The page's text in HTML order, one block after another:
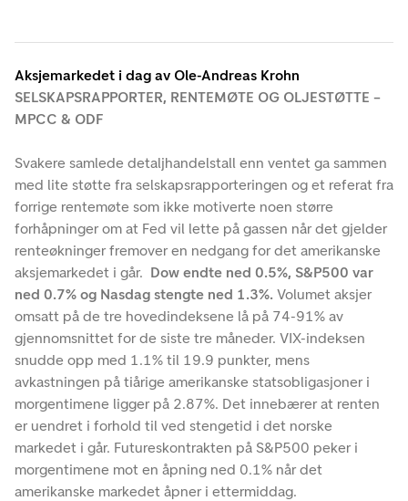
Aksjemarkedet i dag av Ole-Andreas Krohn
SELSKAPSRAPPORTER, RENTEMØTE OG OLJESTØTTE –
MPCC & ODF
Svakere samlede detaljhandelstall enn ventet ga sammen
med lite støtte fra selskapsrapporteringen og et referat fra
forrige rentemøte som ikke motiverte noen større
forhåpninger om at Fed vil lette på gassen når det gjelder
renteøkninger fremover en nedgang for det amerikanske
aksjemarkedet i går. Dow endte ned 0.5%, S&P500 var
ned 0.7% og Nasdag stengte ned 1.3%. Volumet aksjer
omsatt på de tre hovedindeksene lå på 74-91% av
gjennomsnittet for de siste tre måneder. VIX-indeksen
snudde opp med 1.1% til 19.9 punkter, mens
avkastningen på tiårige amerikanske statsobligasjoner i
morgentimene ligger på 2.87%. Det innebærer at renten
er uendret i forhold til ved stengetid i det norske
markedet i går. Futureskontrakten på S&P500 peker i
morgentimene mot en åpning ned 0.1% når det
amerikanske markedet åpner i ettermiddag.